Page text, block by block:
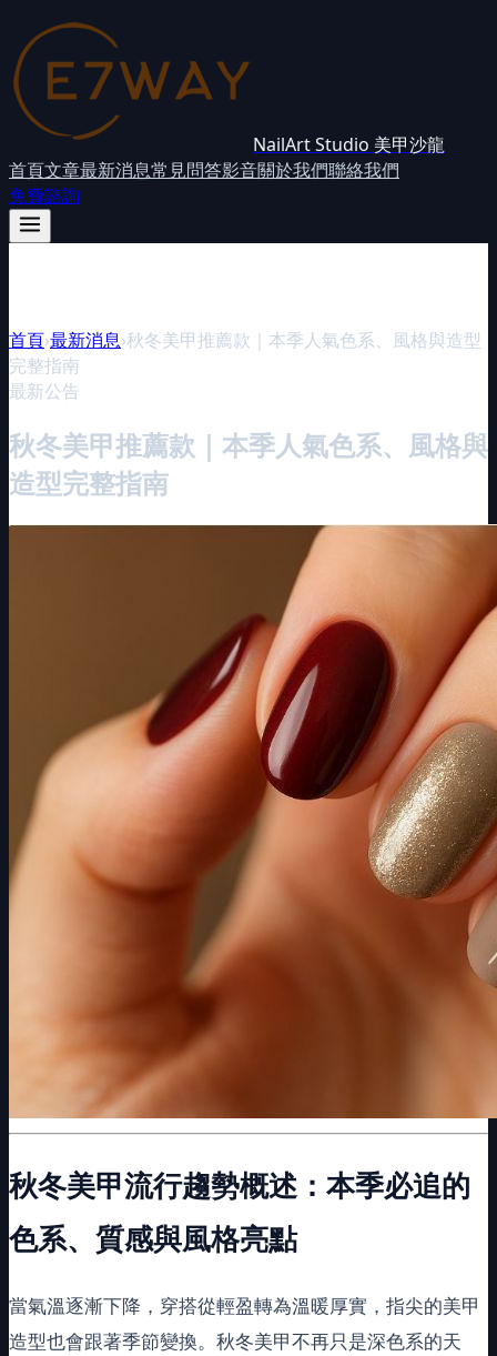
NailArt Studio 美甲沙龍
首頁文章最新消息常見問答影音關於我們聯絡我們
免費諮詢
首頁›最新消息›秋冬美甲推薦款｜本季人氣色系、風格與造型
完整指南
最新公告
秋冬美甲推薦款｜本季人氣色系、風格與
造型完整指南
秋冬美甲流行趨勢概述：本季必追的
色系、質感與風格亮點
當氣溫逐漸下降，穿搭從輕盈轉為溫暖厚實，指尖的美甲
造型也會跟著季節變換。秋冬美甲不再只是深色系的天